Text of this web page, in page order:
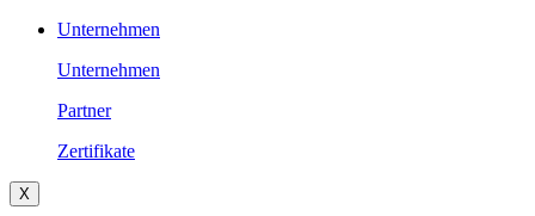
Unternehmen
Unternehmen
Partner
Zertifikate
X